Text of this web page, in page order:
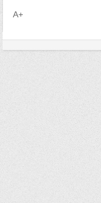
A+